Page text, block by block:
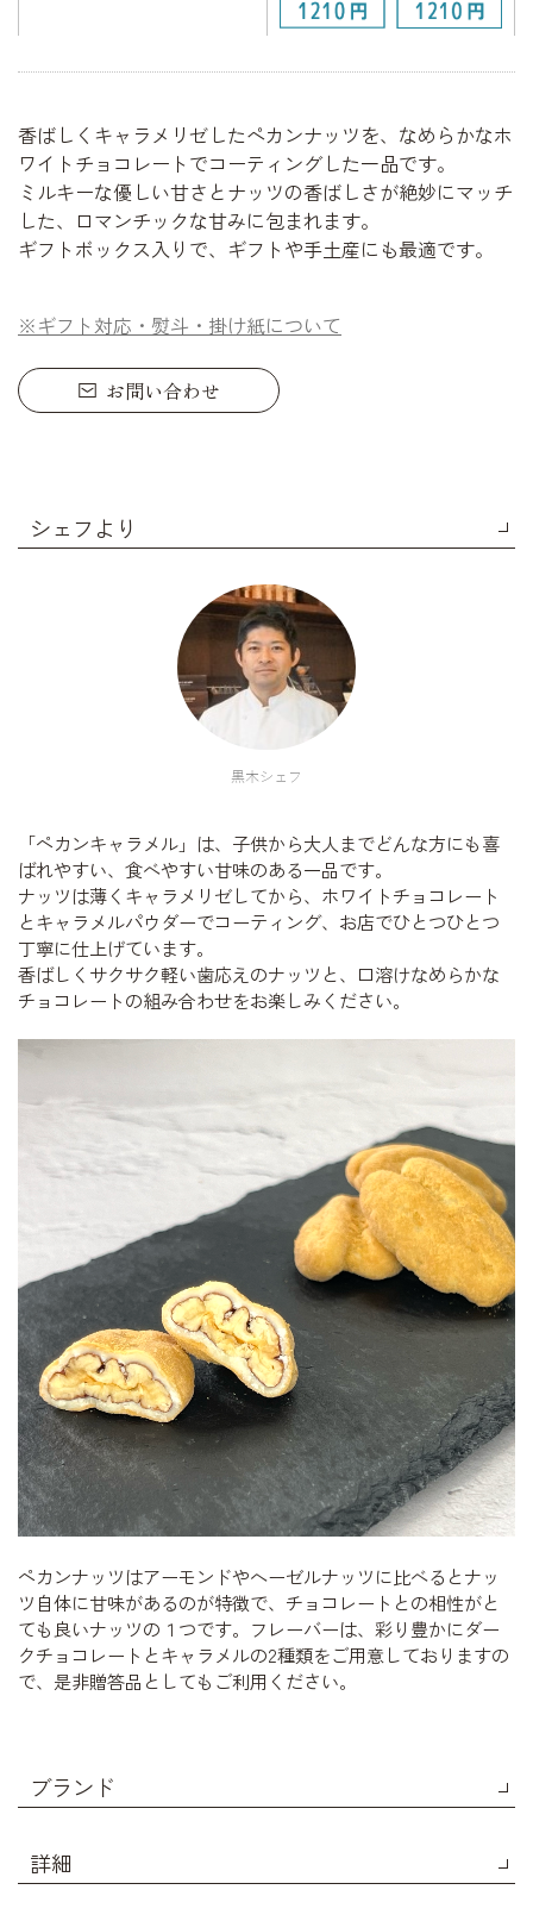
香ばしくキャラメリゼしたペカンナッツを、なめらかなホ
ワイトチョコレートでコーティングした一品です。
ミルキーな優しい甘さとナッツの香ばしさが絶妙にマッチ
した、ロマンチックな甘みに包まれます。
ギフトボックス入りで、ギフトや手土産にも最適です。
※ギフト対応・熨斗・掛け紙について
お問い合わせ
シェフより
黒木シェフ
「ペカンキャラメル」は、子供から大人までどんな方にも喜
ばれやすい、食べやすい甘味のある一品です。
ナッツは薄くキャラメリゼしてから、ホワイトチョコレート
とキャラメルパウダーでコーティング、お店でひとつひとつ
丁寧に仕上げています。
香ばしくサクサク軽い歯応えのナッツと、口溶けなめらかな
チョコレートの組み合わせをお楽しみください。
ペカンナッツはアーモンドやへーゼルナッツに比べるとナッ
ツ自体に甘味があるのが特徴で、チョコレートとの相性がと
ても良いナッツの１つです。フレーバーは、彩り豊かにダー
クチョコレートとキャラメルの2種類をご用意しておりますの
で、是非贈答品としてもご利用ください。
ブランド
詳細